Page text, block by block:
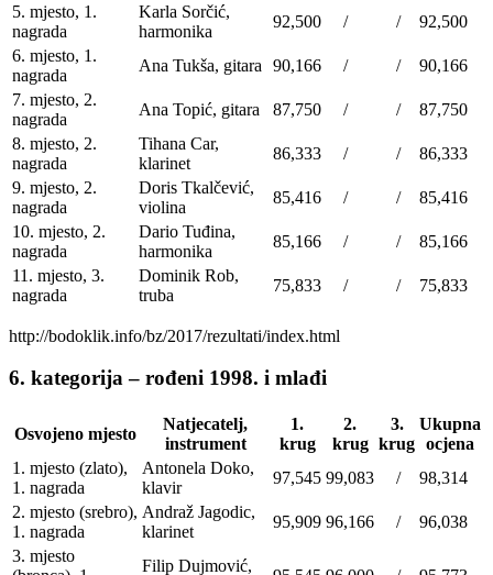
5. mjesto, 1.
nagrada
Karla Sorčić,
harmonika
92,500 / /
92,500
6. mjesto, 1.
nagrada
Ana Tukša, gitara 90,166 / /
90,166
7. mjesto, 2.
nagrada
Ana Topić, gitara 87,750 / /
87,750
8. mjesto, 2.
nagrada
Tihana Car,
klarinet
86,333 / /
86,333
9. mjesto, 2.
nagrada
Doris Tkalčević,
violina
85,416 / /
85,416
10. mjesto, 2.
nagrada
Dario Tuđina,
harmonika
85,166 / /
85,166
11. mjesto, 3.
nagrada
Dominik Rob,
truba
75,833 / / 75,833
http://bodoklik.info/bz/2017/rezultati/index.html
6. kategorija – rođeni 1998. i mlađi
Osvojeno mjesto
Natjecatelj,
instrument
1.
krug
2.
krug
3.
krug
Ukupna
ocjena
1. mjesto (zlato),
1. nagrada
Antonela Doko,
klavir
97,545 99,083 /
98,314
2. mjesto (srebro),
1. nagrada
Andraž Jagodic,
klarinet
95,909 96,166 /
96,038
3. mjesto
Filip Dujmović,